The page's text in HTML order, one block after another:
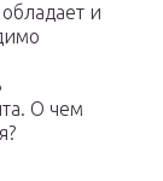
и
О чем